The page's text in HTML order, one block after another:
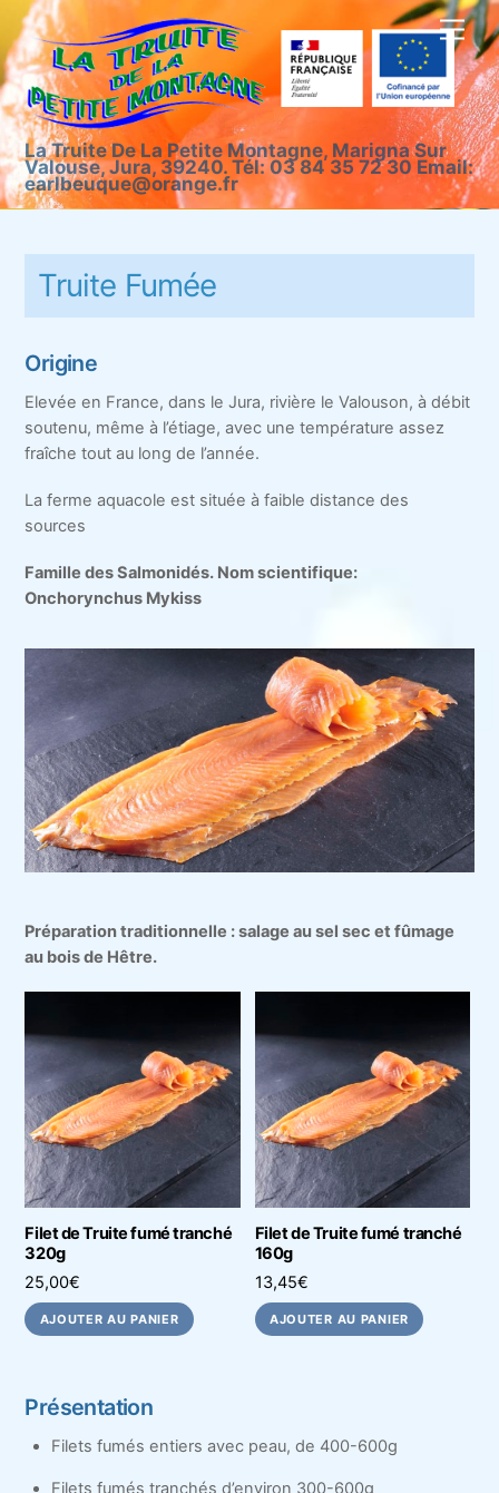
Skip
to
content
La Truite De La Petite Montagne, Marigna Sur
Valouse, Jura, 39240. Tél: 03 84 35 72 30 Email:
earlbeuque@orange.fr
Truite Fumée
Origine
Elevée en France, dans le Jura, rivière le Valouson, à débit
soutenu, même à l’étiage, avec une température assez
fraîche tout au long de l’année.
La ferme aquacole est située à faible distance des
sources
Famille des Salmonidés. Nom scientifique:
Onchorynchus Mykiss
Préparation traditionnelle : salage au sel sec et fûmage
au bois de Hêtre.
Filet de Truite fumé tranché
320g
25,00€
AJOUTER AU PANIER
Filet de Truite fumé tranché
160g
13,45€
AJOUTER AU PANIER
Présentation
Filets fumés entiers avec peau, de 400-600g
Filets fumés tranchés d’environ 300-600g